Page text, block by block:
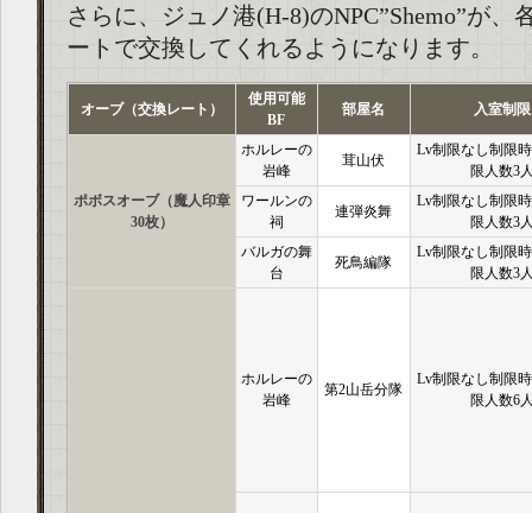
さらに、ジュノ港(H-8)のNPC”Shemo”が、
ートで交換してくれるようになります。
オーブ（交換レート）
使用可能
BF
部屋名 入室制限
ポボスオーブ（魔人印章
30枚）
ホルレーの
岩峰
茸山伏
Lv制限なし制限
限人数3
ワールンの
祠
連弾炎舞
Lv制限なし制限
限人数3
バルガの舞
台
死鳥編隊
Lv制限なし制限
限人数3
ホルレーの
岩峰
第2山岳分隊
Lv制限なし制限
限人数6